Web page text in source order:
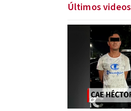
Últimos videos